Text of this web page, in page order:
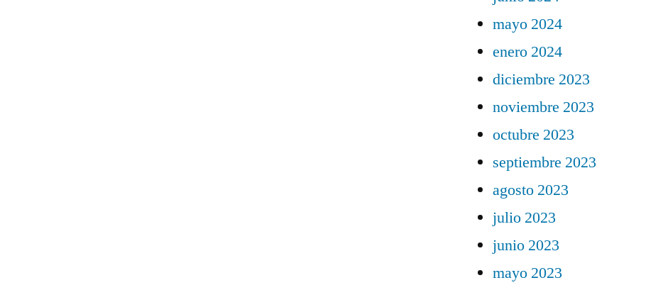
mayo 2024
enero 2024
diciembre 2023
noviembre 2023
octubre 2023
septiembre 2023
agosto 2023
julio 2023
junio 2023
mayo 2023